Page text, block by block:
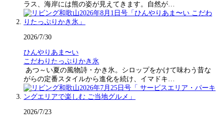
ラス、海岸には熊の姿が見えてきます。自然が…
2026/7/30
ひんやりあま〜い
こだわりたっぷりかき氷
あつ～い夏の風物詩・かき氷。シロップをかけて味わう昔な
がらの定番スタイルから進化を続け、イマドキ…
2026/7/23